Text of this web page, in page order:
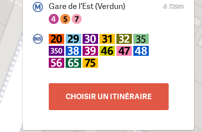
Gare de l'Est (Verdun) à 729m
CHOISIR UN ITINÉRAIRE